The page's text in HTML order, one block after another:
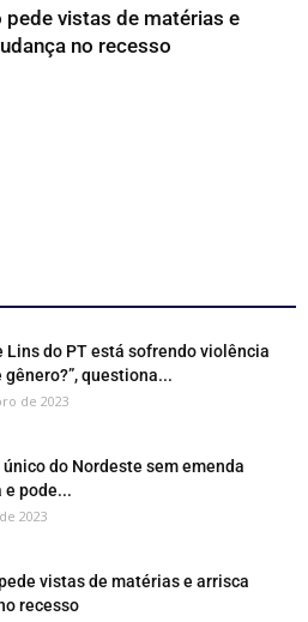
pede vistas de matérias e
no recesso
Lins do PT está sofrendo violência
questiona...
de 2023
único do Nordeste sem emenda
pode...
2023
vistas de matérias e arrisca
recesso